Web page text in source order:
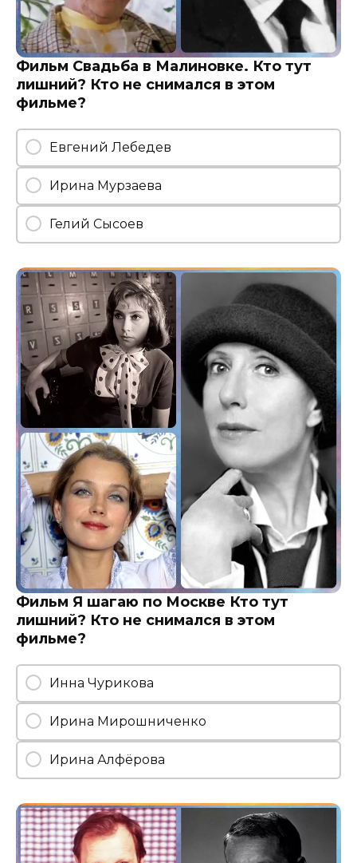
Фильм Свадьба в Малиновке. Кто тут
лишний? Кто не снимался в этом
фильме?
Евгений Лебедев
Ирина Мурзаева
Гелий Сысоев
Фильм Я шагаю по Москве Кто тут
лишний? Кто не снимался в этом
фильме?
Инна Чурикова
Ирина Мирошниченко
Ирина Алфёрова